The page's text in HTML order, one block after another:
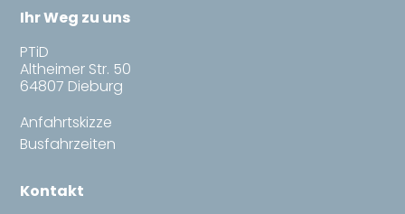
Ihr Weg zu uns
PTiD
Altheimer Str. 50
64807 Dieburg
Anfahrtskizze
Busfahrzeiten
Kontakt